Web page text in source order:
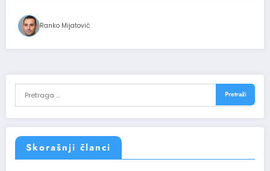
Ranko Mijatović
Skorašnji članci